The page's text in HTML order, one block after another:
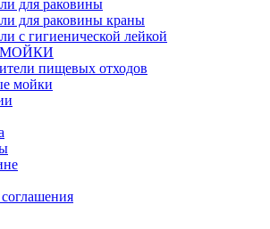
для раковины
для раковины краны
с гигиенической лейкой
пищевых отходов
мойки